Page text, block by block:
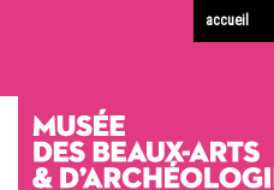
accueil